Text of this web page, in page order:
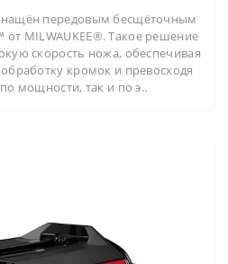
передовым бесщёточным
от MILWAUKEE®. Такое решение
скорость ножа, обеспечивая
кромок и превосходя
мощности, так и по э..